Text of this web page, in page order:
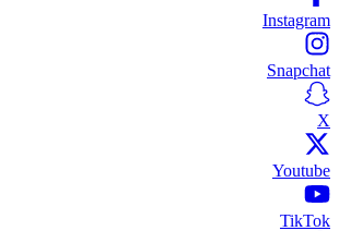
Instagram
Snapchat
X
Youtube
TikTok